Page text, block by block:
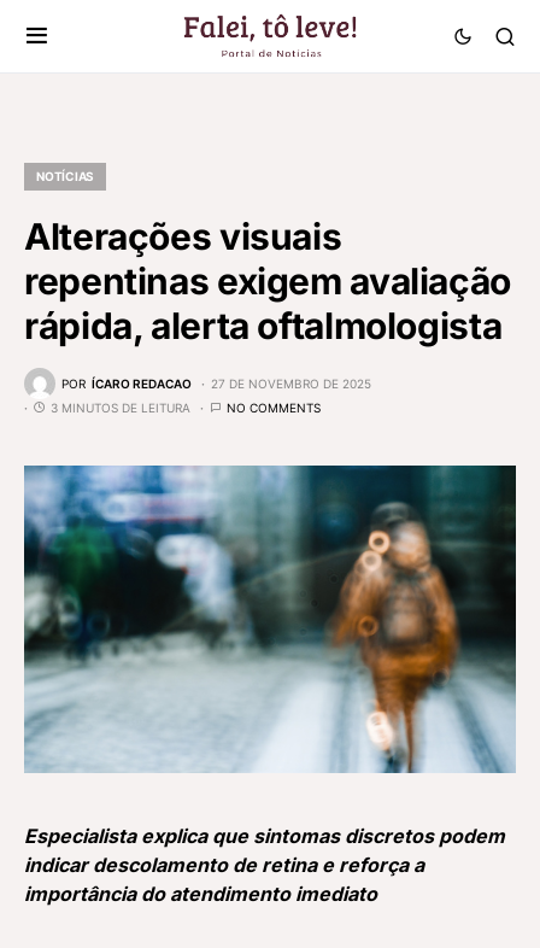
NOTÍCIAS
Alterações visuais
repentinas exigem avaliação
rápida, alerta oftalmologista
POR ÍCARO REDACAO
27 DE NOVEMBRO DE 2025
3 MINUTOS DE LEITURA
NO COMMENTS
Especialista explica que sintomas discretos podem
indicar descolamento de retina e reforça a
importância do atendimento imediato